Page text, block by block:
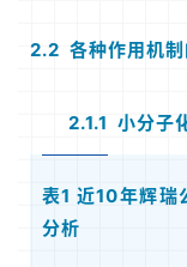
2.2 各种作用机
2.1.1 小分子
表1 近10年辉瑞
分析